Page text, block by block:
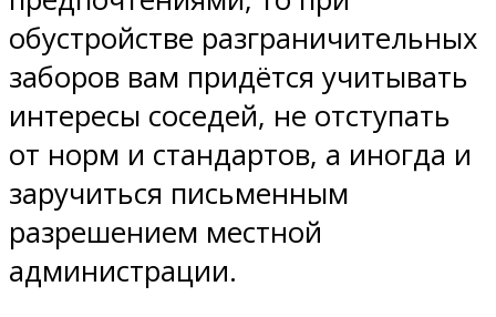
обустройстве разграничительных
заборов вам придётся учитывать
интересы соседей, не отступать
от норм и стандартов, а иногда и
заручиться письменным
разрешением местной
администрации.